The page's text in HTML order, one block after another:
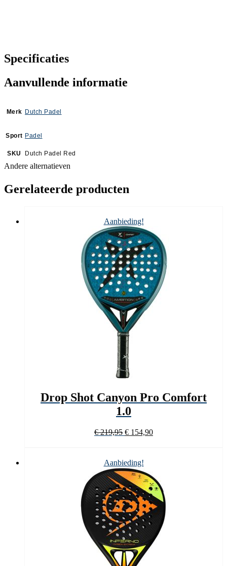
Specificaties
Aanvullende informatie
Merk Dutch Padel
Sport Padel
SKU Dutch Padel Red
Andere alternatieven
Gerelateerde producten
Aanbieding!
Drop Shot Canyon Pro Comfort
1.0
€219,95 Oorspronkelijke
€ 219,95.
€ 154,90Huidige
Aanbieding!